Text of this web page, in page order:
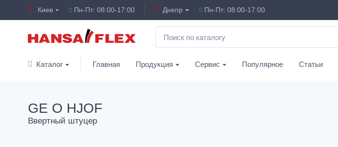
Киев Пн-Пт: 08:00-17:00 Днепр Пн-Пт: 08:00-17:00
Каталог Главная Продукция Сервис Популярное Статьи
GE O HJOF
Ввертный штуцер